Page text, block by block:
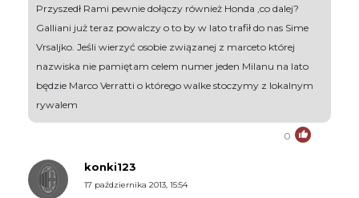
Przyszedł Rami pewnie dołączy również Honda ,co dalej?
Galliani już teraz powalczy o to by w lato trafił do nas Sime
Vrsaljko. Jeśli wierzyć osobie związanej z marceto której
nazwiska nie pamiętam celem numer jeden Milanu na lato
będzie Marco Verratti o którego walke stoczymy z lokalnym
rywalem
0
konki123
17 października 2013, 15:54